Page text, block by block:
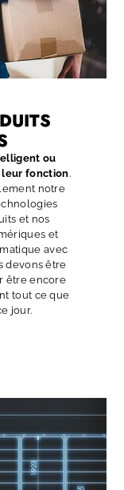
ou
fonction.
notre
et nos
et
avec
devons être
être encore
tout ce que
jour.